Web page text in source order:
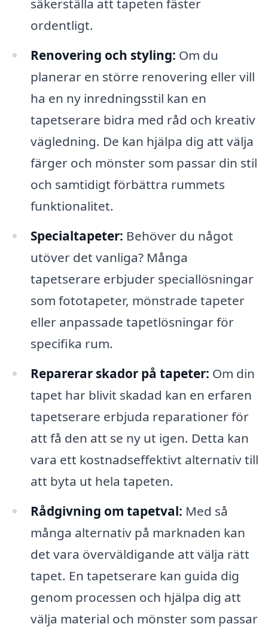
säkerställa att tapeten fäster
ordentligt.
Renovering och styling: Om du
planerar en större renovering eller vill
ha en ny inredningsstil kan en
tapetserare bidra med råd och kreativ
vägledning. De kan hjälpa dig att välja
färger och mönster som passar din stil
och samtidigt förbättra rummets
funktionalitet.
Specialtapeter: Behöver du något
utöver det vanliga? Många
tapetserare erbjuder speciallösningar
som fototapeter, mönstrade tapeter
eller anpassade tapetlösningar för
specifika rum.
Reparerar skador på tapeter: Om din
tapet har blivit skadad kan en erfaren
tapetserare erbjuda reparationer för
att få den att se ny ut igen. Detta kan
vara ett kostnadseffektivt alternativ till
att byta ut hela tapeten.
Rådgivning om tapetval: Med så
många alternativ på marknaden kan
det vara överväldigande att välja rätt
tapet. En tapetserare kan guida dig
genom processen och hjälpa dig att
välja material och mönster som passar